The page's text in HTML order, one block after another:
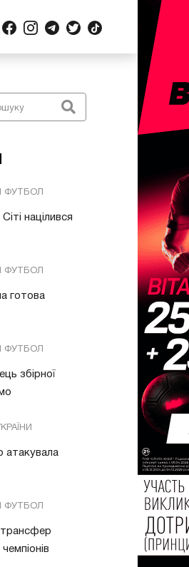
ФУТБОЛ
націлився
ФУТБОЛ
готова
ФУТБОЛ
збірної
атакувала
ФУТБОЛ
трансфер